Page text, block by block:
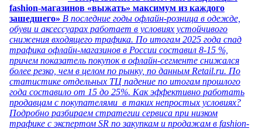
fashion-магазинов «выжать» максимум из каждого
зашедшего» В последние годы офлайн-розница в одежде,
обуви и аксессуарах работает в условиях устойчивого
снижения входящего трафика. По итогам 2025 года спад
трафика офлайн-магазинов в России составил 8-15 %,
причем показатель покупок в офлайн-сегменте снижался
более резко, чем в целом по рынку, по данным Retail.ru. По
статистике отдельных ТЦ падение по итогам прошлого
года составило от 15 до 25%. Как эффективно работать
продавцам с покупателями в таких непростых условиях?
Подробно разбираем стратегии сервиса при низком
трафике с экспертом SR по закупкам и продажам в fashion-